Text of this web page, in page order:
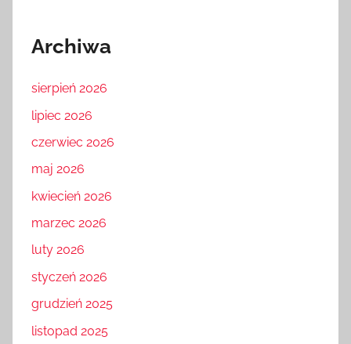
Archiwa
sierpień 2026
lipiec 2026
czerwiec 2026
maj 2026
kwiecień 2026
marzec 2026
luty 2026
styczeń 2026
grudzień 2025
listopad 2025